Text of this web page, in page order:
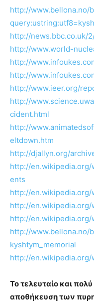
http://www.bellona.no/
http://news.bbc.co.uk/
http://www.world-
http://
http://
http://www.ieer.org/
http://
cident.html
http://
eltdown.htm
http://djallyn.org/
http://en.wikipedia.org/
ents
http://
http://en.wikipedia.org/
http://en.wikipedia.org/
http://www.bellona.no/
kyshtym_memorial
http://en.wikipedia.org/
Το τελευταίο και
αποθήκευση των